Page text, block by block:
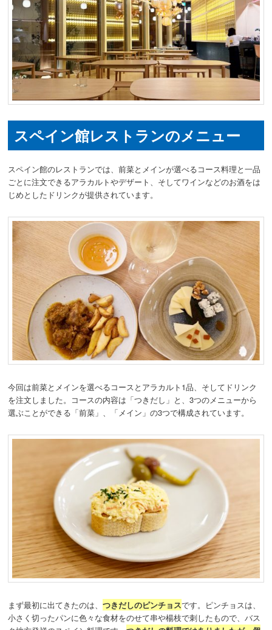
スペイン館レストランのメニュー
スペイン館のレストランでは、前菜とメインが選べるコース料理と一品
ごとに注文できるアラカルトやデザート、そしてワインなどのお酒をは
じめとしたドリンクが提供されています。
今回は前菜とメインを選べるコースとアラカルト1品、そしてドリンク
を注文しました。 コースの内容は「つきだし」と、3つのメニューから
選ぶことができる「前菜」、「メイン」の3つで構成されています。
まず最初に出てきたのは、つきだしのピンチョスです。ピンチョスは、
小さく切ったパンに色々な食材をのせて串や楊枝で刺したもので、バス